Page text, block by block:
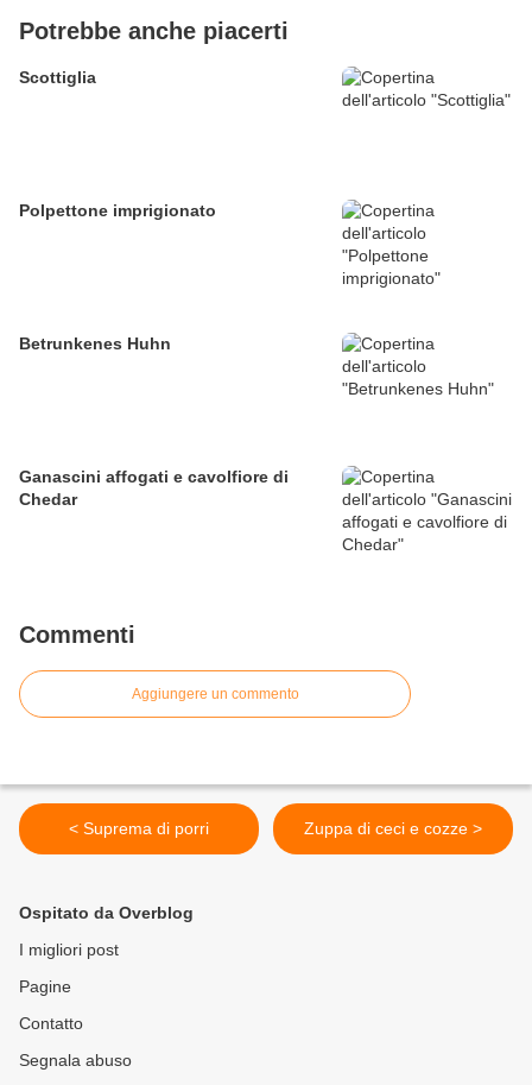
Potrebbe anche piacerti
Scottiglia
Polpettone imprigionato
Betrunkenes Huhn
Ganascini affogati e cavolfiore di
Chedar
Commenti
Aggiungere un commento
< Suprema di porri Zuppa di ceci e cozze >
Ospitato da Overblog
I migliori post
Pagine
Contatto
Segnala abuso